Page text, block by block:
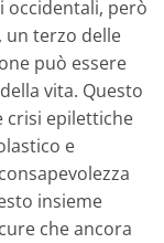
occidentali, però
un terzo delle
può essere
vita. Questo
crisi epilettiche
e
insieme
che ancora